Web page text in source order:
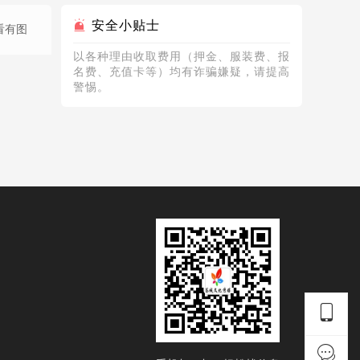
有图 安全小贴士
以各种理由收取费用（押金、服装费、报
名费、充值卡等）均有诈骗嫌疑，请提高
警惕。